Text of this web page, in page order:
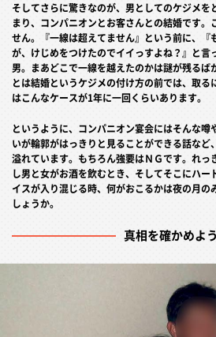
そしてさらに驚きなのが、男としてのケジメを
まり、コンパニオンとお客さんとの結婚です。
せん。『一線は超えてません』という前に、『
が、けじめをつけたのでイイっすよね？』と言
男。まあどこで一線を越えたのかは謎が残るば
とは結婚というケジメの付け方の前では、取
はこんなケースが1年に一回くらいあります。
というように、コンパニオン宴会にはそんな噂
いが輪郭がはっきりと見ることができる話など
溢れています。もちろん強要はＮＧです。れっ
し男と女がお酒を飲むとき、そしてそこにハ
イスが入り混じる時、何がおこるかは夜の月の
しょうか。
真相を確かめよ